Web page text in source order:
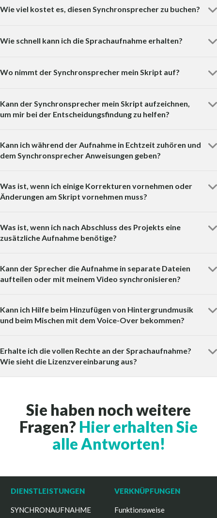
Wie viel kostet es, diesen Synchronsprecher zu buchen?
Wie schnell kann ich die Sprachaufnahme erhalten?
Wo nimmt der Synchronsprecher mein Skript auf?
Kann der Synchronsprecher mein Skript aufzeichnen,
um mir bei der Entscheidungsfindung zu helfen?
Kann ich während der Aufnahme in Echtzeit zuhören und
dem Synchronsprecher Anweisungen geben?
Was ist, wenn ich einige Korrekturen vornehmen oder
Änderungen am Skript vornehmen muss?
Was ist, wenn ich nach Abschluss des Projekts eine
zusätzliche Aufnahme benötige?
Kann der Sprecher die Aufnahme in separate Dateien
aufteilen oder mit meinem Video synchronisieren?
Kann ich Hilfe beim Hinzufügen von Hintergrundmusik
und beim Mischen mit dem Voice-Over bekommen?
Erhalte ich die vollen Rechte an der Sprachaufnahme?
Wie sieht die Lizenzvereinbarung aus?
Sie haben noch weitere
Fragen? Hier erhalten Sie
alle Antworten!
DIENSTLEISTUNGEN
SYNCHRONAUFNAHME
VERKNÜPFUNGEN
Funktionsweise